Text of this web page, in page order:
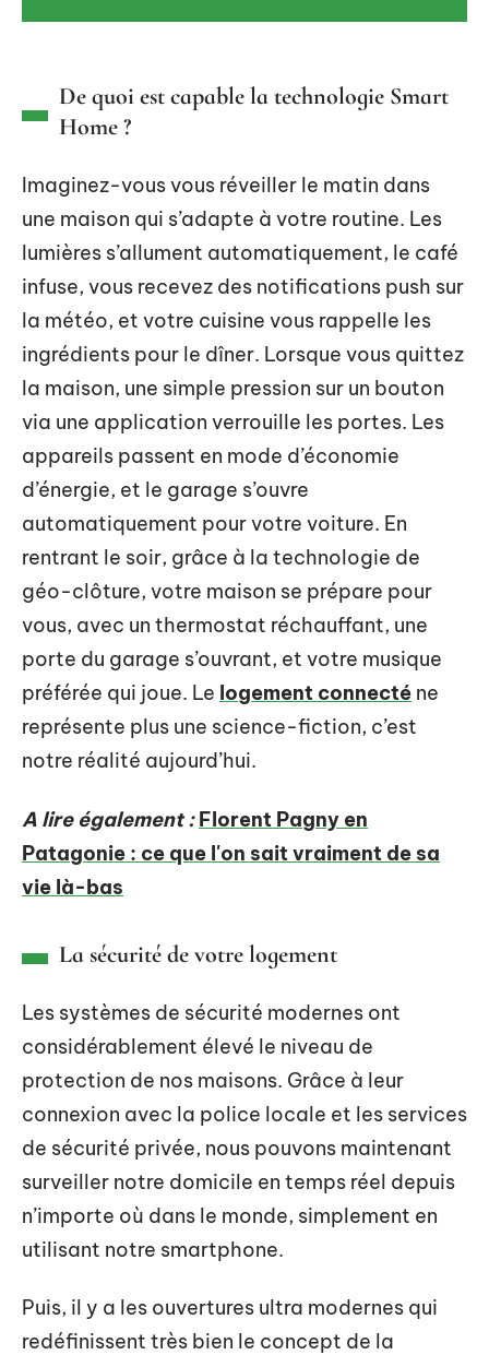
De quoi est capable la technologie Smart
Home ?
Imaginez-vous vous réveiller le matin dans
une maison qui s’adapte à votre routine. Les
lumières s’allument automatiquement, le café
infuse, vous recevez des notifications push sur
la météo, et votre cuisine vous rappelle les
ingrédients pour le dîner. Lorsque vous quittez
la maison, une simple pression sur un bouton
via une application verrouille les portes. Les
appareils passent en mode d’économie
d’énergie, et le garage s’ouvre
automatiquement pour votre voiture. En
rentrant le soir, grâce à la technologie de
géo-clôture, votre maison se prépare pour
vous, avec un thermostat réchauffant, une
porte du garage s’ouvrant, et votre musique
préférée qui joue. Le logement connecté ne
représente plus une science-fiction, c’est
notre réalité aujourd’hui.
A lire également : Florent Pagny en
Patagonie : ce que l'on sait vraiment de sa
vie là-bas
La sécurité de votre logement
Les systèmes de sécurité modernes ont
considérablement élevé le niveau de
protection de nos maisons. Grâce à leur
connexion avec la police locale et les services
de sécurité privée, nous pouvons maintenant
surveiller notre domicile en temps réel depuis
n’importe où dans le monde, simplement en
utilisant notre smartphone.
Puis, il y a les ouvertures ultra modernes qui
redéfinissent très bien le concept de la